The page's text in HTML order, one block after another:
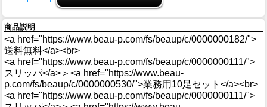
商品説明
<a href="https://www.beau-p.com/fs/beaup/c/0000000182/">
送料無料</a><br>
<a href="https://www.beau-p.com/fs/beaup/c/0000000111/">
スリッパ</a>＞<a href="https://www.beau-
p.com/fs/beaup/c/0000000530/">業務用10足セット</a><br>
<a href="https://www.beau-p.com/fs/beaup/c/0000000111/">